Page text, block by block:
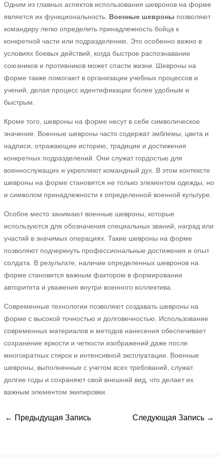
Одним из главных аспектов использования шевронов на форме
является их функциональность. Военные шевроны позволяют
командиру легко определить принадлежность бойца к
конкретной части или подразделению. Это особенно важно в
условиях боевых действий, когда быстрое распознавание
союзников и противников может спасти жизни. Шевроны на
форме также помогают в организации учебных процессов и
учений, делая процесс идентификации более удобным и
быстрым.
Кроме того, шевроны на форме несут в себе символическое
значение. Военные шевроны часто содержат эмблемы, цвета и
надписи, отражающие историю, традиции и достижения
конкретных подразделений. Они служат гордостью для
военнослужащих и укрепляют командный дух. В этом контексте
шевроны на форме становятся не только элементом одежды, но
и символом принадлежности к определенной военной культуре.
Особое место занимают военные шевроны, которые
используются для обозначения специальных званий, наград или
участий в значимых операциях. Такие шевроны на форме
позволяют подчеркнуть профессиональные достижения и опыт
солдата. В результате, наличие определенных шевронов на
форме становится важным фактором в формировании
авторитета и уважения внутри военного коллектива.
Современные технологии позволяют создавать шевроны на
форме с высокой точностью и долговечностью. Использование
современных материалов и методов нанесения обеспечивает
сохранение яркости и четкости изображений даже после
многократных стирок и интенсивной эксплуатации. Военные
шевроны, выполненные с учетом всех требований, служат
долгие годы и сохраняют свой внешний вид, что делает их
важным элементом экипировки.
← Предыдущая Запись Следующая Запись →